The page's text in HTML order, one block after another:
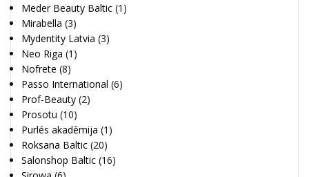
Meder Beauty Baltic (1)
Mirabella (3)
Mydentity Latvia (3)
Neo Riga (1)
Nofrete (8)
Passo International (6)
Prof-Beauty (2)
Prosotu (10)
Purlés akadēmija (1)
Roksana Baltic (20)
Salonshop Baltic (16)